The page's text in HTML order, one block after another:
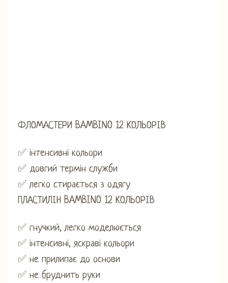
ФЛОМАСТЕРИ BAMBINO 12 КОЛЬОРІВ
✅ інтенсивні кольори
✅ довгий термін служби
✅ легко стирається з одягу
ПЛАСТИЛІН BAMBINO 12 КОЛЬОРІВ
✅ гнучкий, легко моделюється
✅ інтенсивні, яскраві кольори
✅ не прилипає до основи
✅ не бруднить руки